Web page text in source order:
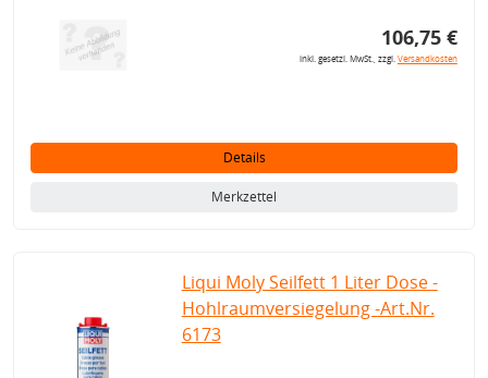
106,75 €
inkl. gesetzl. MwSt., zzgl.Versandkosten
Details
Merkzettel
Liqui Moly Seilfett 1 Liter Dose -
Hohlraumversiegelung -Art.Nr.
6173